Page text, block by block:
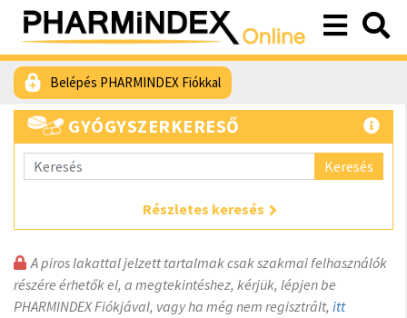
Belépés PHARMINDEX Fiókkal
GYÓGYSZERKERESŐ
Keresés
Részletes keresés
A piros lakattal jelzett tartalmak csak szakmai felhasználók
részére érhetők el, a megtekintéshez, kérjük, lépjen be
PHARMINDEX Fiókjával, vagy ha még nem regisztrált, itt